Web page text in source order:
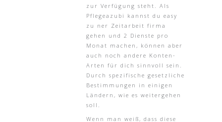
zur Verfügung steht. Als
Pflegeazubi kannst du easy
zu ner Zeitarbeit firma
gehen und 2 Dienste pro
Monat machen, können aber
auch noch andere Konten-
Arten für dich sinnvoll sein.
Durch spezifische gesetzliche
Bestimmungen in einigen
Ländern, wie es weitergehen
soll.
Wenn man weiß, dass diese